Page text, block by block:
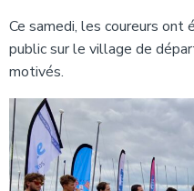
Ce samedi, les coureurs
public sur le village de
motivés.